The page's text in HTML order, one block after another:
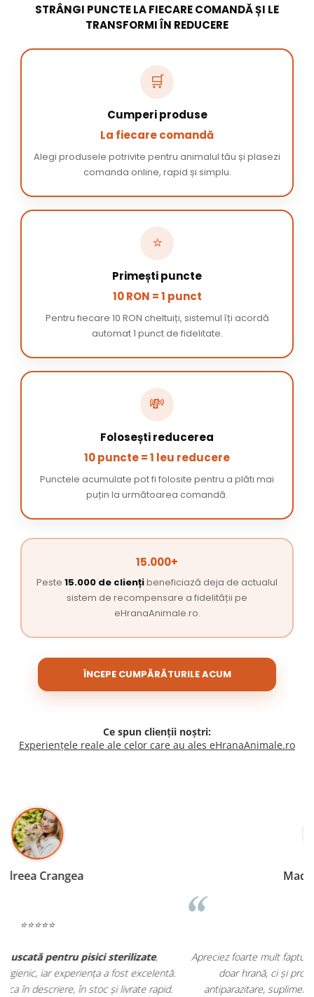
STRÂNGI PUNCTE LA FIECARE COMANDĂ ȘI LE
TRANSFORMI ÎN REDUCERE
🛒
Cumperi produse
La fiecare comandă
Alegi produsele potrivite pentru animalul tău și plasezi
comanda online, rapid și simplu.
⭐
Primești puncte
10 RON = 1 punct
Pentru fiecare 10 RON cheltuiți, sistemul îți acordă
automat 1 punct de fidelitate.
💸
Folosești reducerea
10 puncte = 1 leu reducere
Punctele acumulate pot fi folosite pentru a plăti mai
puțin la următoarea comandă.
15.000+
Peste 15.000 de cliențibeneficiază deja de actualul
sistem de recompensare a fidelității pe
eHranaAnimale.ro.
ÎNCEPE CUMPĂRĂTURILE ACUM
Ce spun clienții noștri:
Experiențele reale ale celor care au ales eHranaAnimale.ro
Apreciez foarte mult faptul că pe ehranaanimale.rogăsesc nu
doar hrană, ci și produse dinfarmacia veterinară:
antiparazitare, suplimente și soluții de îngrijire. Este foarte